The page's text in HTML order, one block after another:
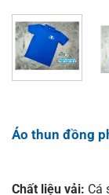
Áo thun đồng
Chất liệu vải: Cá